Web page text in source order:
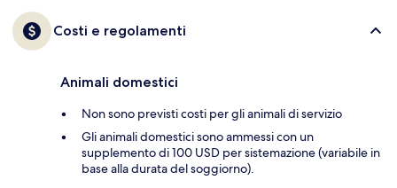
Costi e regolamenti
Animali domestici
Non sono previsti costi per gli animali di servizio
Gli animali domestici sono ammessi con un
supplemento di 100 USD per sistemazione (variabile in
base alla durata del soggiorno).